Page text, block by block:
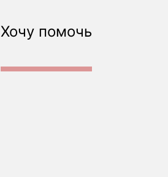
Хочу помочь